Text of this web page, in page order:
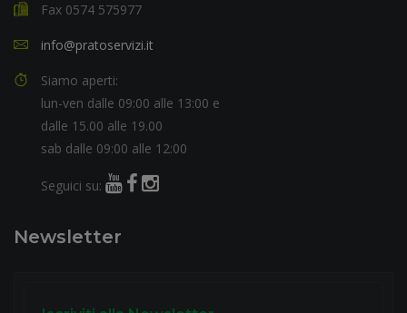
Fax 0574 575977
info@pratoservizi.it
Siamo aperti:
lun-ven dalle 09:00 alle 13:00 e
dalle 15.00 alle 19.00
sab dalle 09:00 alle 12:00
Seguici su:
Newsletter